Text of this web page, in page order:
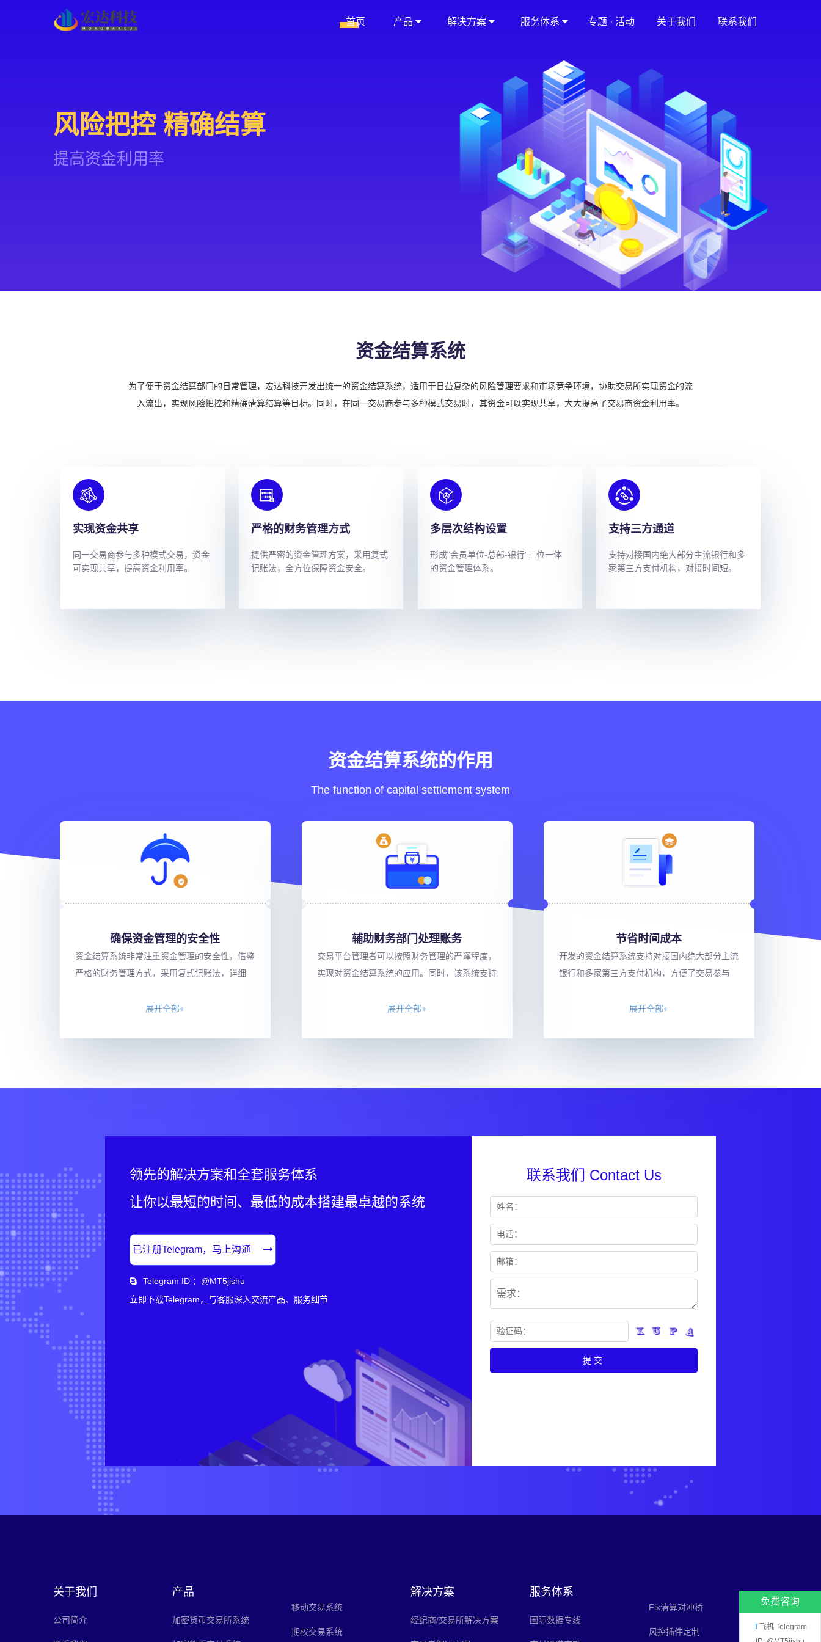
首页 产品 解决方案 服务体系 专题 · 活动 关于我们 联系我们
风险把控 精确结算
提高资金利用率
资金结算系统
为了便于资金结算部门的日常管理，宏达科技开发出统一的资金结算系统，适用于日益复杂的风险管理要求和市场竞争环境，协助交易所实现资金的流
入流出，实现风险把控和精确清算结算等目标。同时，在同一交易商参与多种模式交易时，其资金可以实现共享，大大提高了交易商资金利用率。
实现资金共享
同一交易商参与多种模式交易，资金
可实现共享，提高资金利用率。
严格的财务管理方式
提供严密的资金管理方案，采用复式
记账法，全方位保障资金安全。
多层次结构设置
形成“会员单位-总部-银行”三位一体
的资金管理体系。
支持三方通道
支持对接国内绝大部分主流银行和多
家第三方支付机构，对接时间短。
资金结算系统的作用
The function of capital settlement system
确保资金管理的安全性
资金结算系统非常注重资金管理的安全性，借鉴
严格的财务管理方式，采用复式记账法，详细
展开全部+
辅助财务部门处理账务
交易平台管理者可以按照财务管理的严谨程度，
实现对资金结算系统的应用。同时，该系统支持
展开全部+
节省时间成本
开发的资金结算系统支持对接国内绝大部分主流
银行和多家第三方支付机构，方便了交易参与
展开全部+
领先的解决方案和全套服务体系
让你以最短的时间、最低的成本搭建最卓越的系统
已注册Telegram，马上沟通
Telegram ID ：@MT5jishu
立即下载Telegram，与客服深入交流产品、服务细节
联系我们 Contact Us
提交
关于我们
公司简介
产品
加密货币交易所系统
移动交易系统
期权交易系统
解决方案
经纪商/交易所解决方案
服务体系
国际数据专线
Fix清算对冲桥
风控插件定制
免费咨询
飞机 Telegram